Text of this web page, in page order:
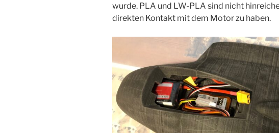
wurde. PLA und LW-PLA sind nicht
direkten Kontakt mit dem Motor zu haben.